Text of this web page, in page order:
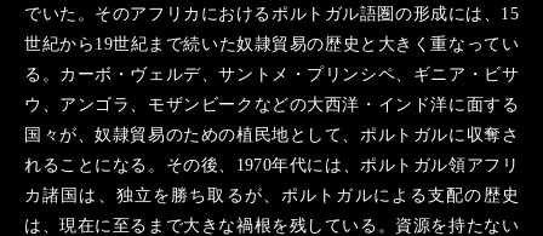
でいた。そのアフリカにおけるポルトガル語圏の形成には、15
世紀から19世紀まで続いた奴隷貿易の歴史と大きく重なってい
る。カーボ・ヴェルデ、サントメ・プリンシペ、ギニア・ビサ
ウ、アンゴラ、モザンビークなどの大西洋・インド洋に面する
国々が、奴隷貿易のための植民地として、ポルトガルに収奪さ
れることになる。その後、1970年代には、ポルトガル領アフリ
カ諸国は、独立を勝ち取るが、ポルトガルによる支配の歴史
は、現在に至るまで大きな禍根を残している。資源を持たない